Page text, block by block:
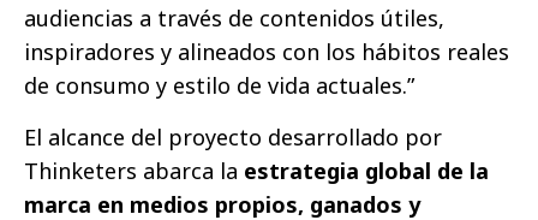
audiencias a través de contenidos útiles,
inspiradores y alineados con los hábitos reales
de consumo y estilo de vida actuales.”
El alcance del proyecto desarrollado por
Thinketers abarca la estrategia global de la
marca en medios propios, ganados y